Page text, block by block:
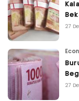
27
27